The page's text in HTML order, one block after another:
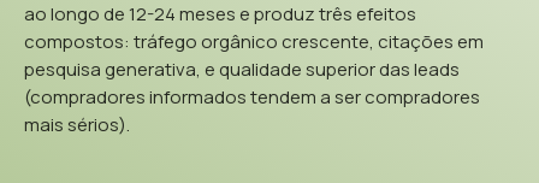
ao longo de 12-24 meses e produz três efeitos
compostos: tráfego orgânico crescente, citações em
pesquisa generativa, e qualidade superior das leads
(compradores informados tendem a ser compradores
mais sérios).